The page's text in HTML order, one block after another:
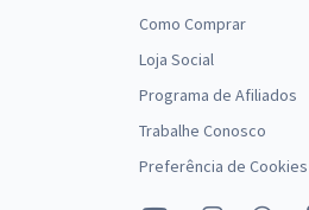
Como Comprar
Loja Social
Programa de Afiliados
Trabalhe Conosco
Preferência de Cookies